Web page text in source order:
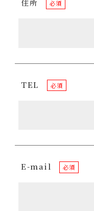
住所 必須
TEL 必須
E-mail 必須